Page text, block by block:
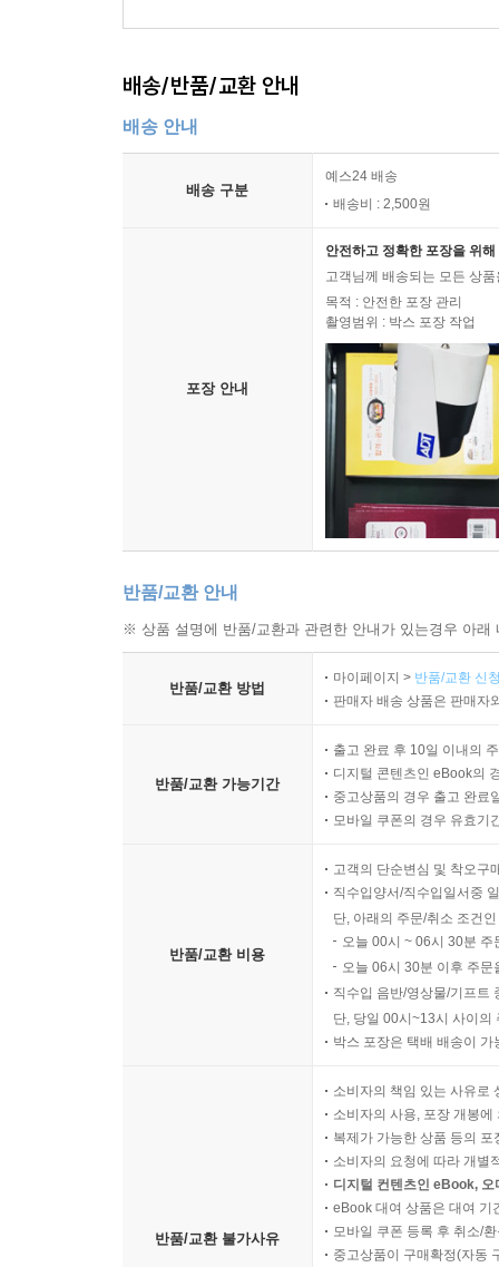
배송/반품/교환 안내
배송 안내
배송 구분
예스24 배송
배송비 : 2,500원
포장 안내
안전하고 정확한 포장을 위
고객님께 배송되는 모든 상
목적 : 안전한 포장 관리
촬영범위 : 박스 포장 작업
반품/교환 안내
※ 상품 설명에 반품/교환과 관련한 안내가 있는경우 아
반품/교환 방법
마이페이지 > 반품/교환 신
판매자 배송 상품은 판매자
반품/교환 가능기간
출고 완료 후 10일 이내의
디지털 콘텐츠인 eBook의
중고상품의 경우 출고 완료
모바일 쿠폰의 경우 유효기
반품/교환 비용
고객의 단순변심 및 착오구
직수입양서/직수입일서중
단, 아래의 주문/취소 조건
오늘 00시 ~ 06시 30분
오늘 06시 30분 이후 주
직수입 음반/영상물/기프트
단, 당일 00시~13시 사이의
박스 포장은 택배 배송이
반품/교환 불가사유
소비자의 책임 있는 사유로
소비자의 사용, 포장 개봉
복제가 가능한 상품 등의
소비자의 요청에 따라 개별
디지털 컨텐츠인 eBook,
eBook 대여 상품은 대여 기
모바일 쿠폰 등록 후 취소/
중고상품이 구매확정(자동